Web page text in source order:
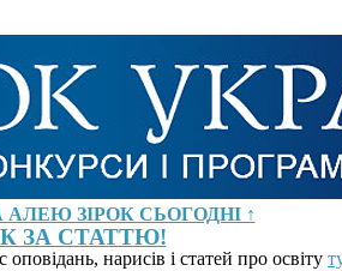
АЛЕЮ ЗІРОК СЬОГОДНІ ↑
ЗА СТАТТЮ!
нарисів і статей про освіту